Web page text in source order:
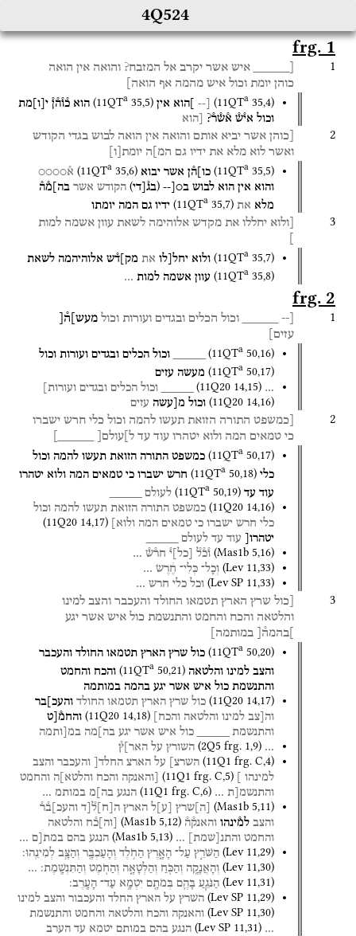
4Q524
frg. 1
1 איש אשר יקרב אל המזבח? והואה אין הואה
כוהן יומת וכול איש מהמה אף הואה]
(11QTa 35,4)
[-- ]הוא אין (11QTa 35,5) הוא כ֯ו֯ה֯ן֯ י ו מת
וכול אי֯ש֯ א֯ש֯ר֯? [הוא
2 [כוהן אשר יביא אותם והואה אין הואה לבוש בגדי הקודש
ואשר לוא מלא את ידיו גם המ]ה יומת ו
(11QTa 35,5) כו]ה֯ן אשר יבוא (11QTa 35,6)
א֯○○○○
והוא אין הוא לבוש ב○[-- (בג֯[די) הקודש אשר בה]מ֯ה֯
מלא את (11QTa 35,7) ידיו גם המה יומתו
3 [ולוא יחללו את מקדש אלוהימה לשאת עוון אשמה למות
(11QTa 35,7) ולוא יחל[לו את מק]ד֯ש אלוהיהמה לשאת
(11QTa 35,8) עוון אשמה למות …
frg. 2
1
[-- וכול הכלים ובגדים ועורות וכול מעש]ה֯[
עזים]
(11QTa 50,16) וכול הכלים ובגדים ועורות וכול
(11QTa 50,17) מעשה עזים
…
(11Q20 14,15) וכול הכלים ובגדים ועורות]
(11Q20 14,16) וכול מ[עשה עזים
2 [כמשפט התורה הזואת תעשו להמה וכול כלי חרש ישברו
כי טמאים המה ולוא יטהרו עוד עד ל]עולם[
(11QTa 50,17) כמשפט התורה הזואת תעשו להמה וכול
כלי
(11QTa 50,18) חרש ישברו כי טמאים המה ולוא יטהרו
עוד עד (11QTa 50,19) לעולם
(11Q20 14,16) כמשפט התורה הזואת תעשו להמה וכול
כלי חרש ישברו כי טמאים המה ולוא] (11Q20 14,17)
יטהרו[ עוד עד לעולם
(Mas1b 5,16) ו֯כ֯ל֯ כל י֯ חר֯ש֯ …
(Lev 11,33) וְכָל־ כְּלִי־ חֶ֔רֶשׂ …
(Lev SP 11,33) וכל כלי חרש …
3 [כול שרץ הארץ תטמאו החולד והעכבר והצב למינו
והלטאה והכח והחמט והתנשמת כול איש אשר יגע
]בהמה֯[
במותמה]
(11QTa 50,20) כול שרץ הארץ תטמאו החולד והעכבר
והצב למינו והלטאה (11QTa 50,21) והכח והחמט
והתנשמת כול איש אשר יגע בהמה במותמה
(11Q20 14,17) כול שרץ הארץ תטמאו החולד והעכ]בר
וה[צב למינו והלטאה והכח] (11Q20 14,18)
והחמ֯[ט
והתנשמת
כול איש אשר יגע בה]מה במ[ותמה
…
(2Q5 frg. 1,9) השורץ על האר]ץ֯
(11Q1 frg. C,4) השרצ] על הארצ החלד[ והעכבר והצב
למינהו
(11Q1 frg. C,5) [והאנקה והכח והלטא]ה והחמט
והתנשמ[ת …
(11Q1 frg. C,6) הנגע בה]מ במותמ …
(Mas1b 5,11) ה שרץ ע ל הארץ ה ח ל֯[ד והעכ]ב֯ר֯
והצב למ֯ינהו והאנק֯ה֯ (Mas1b 5,12) וה כ֯ח והלטאה
והחמט והתנ שמת …
(Mas1b 5,13) הנגע בהם במת[ם …
(Lev 11,29) הַשֹּׁרֵ֣ץ עַל־ הָאָ֑רֶץ הַחֹ֥לֶד וְהָעַכְבָּ֖ר וְהַצָּ֥ב לְמִינֵֽהוּ׃
(Lev 11,30) וְהָאֲנָקָ֥ה וְהַכֹּ֖חַ וְהַלְּטָאָ֑ה וְהַחֹ֖מֶט וְהַתִּנְשָֽׁמֶת׃ …
(Lev 11,31) הַנֹּגֵ֧עַ בָּהֶ֛ם בְּמֹתָ֖ם יִטְמָ֥א עַד־ הָעָֽרֶב׃
(Lev SP 11,29) השרץ על הארץ החלד והעכבור והצב למינו
(Lev SP 11,30) והאנקה והכח והלטאה והחמט והתנשמת
…
(Lev SP 11,31) הנגע בהם במותם יטמא עד הערב